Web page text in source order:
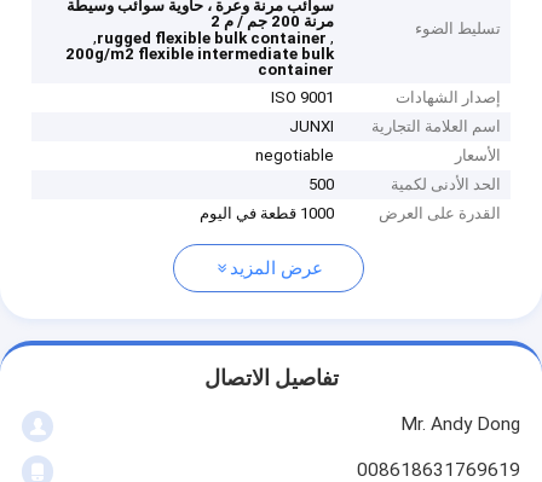
تسليط الضوء
سوائب مرنة وعرة ، حاوية سوائب وسيطة
مرنة 200 جم / م 2
,
rugged flexible bulk container
,
200g/m2 flexible intermediate bulk
container
إصدار الشهادات
ISO 9001
اسم العلامة التجارية
JUNXI
الأسعار
negotiable
الحد الأدنى لكمية
500
القدرة على العرض
1000 قطعة في اليوم
عرض المزيد
تفاصيل الاتصال
Mr. Andy Dong
008618631769619